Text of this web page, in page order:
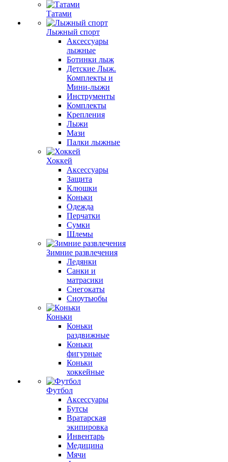
Татами
Лыжный спорт
Аксессуары
лыжные
Ботинки лыж
Детские Лыж.
Комплекты и
Мини-лыжи
Инструменты
Комплекты
Крепления
Лыжи
Мази
Палки лыжные
Хоккей
Аксессуары
Защита
Клюшки
Коньки
Одежда
Перчатки
Сумки
Шлемы
Зимние развлечения
Ледянки
Санки и
матрасики
Снегокаты
Сноутьюбы
Коньки
Коньки
раздвижные
Коньки
фигурные
Коньки
хоккейные
Футбол
Аксессуары
Бутсы
Вратарская
экипировка
Инвентарь
Медицина
Мячи